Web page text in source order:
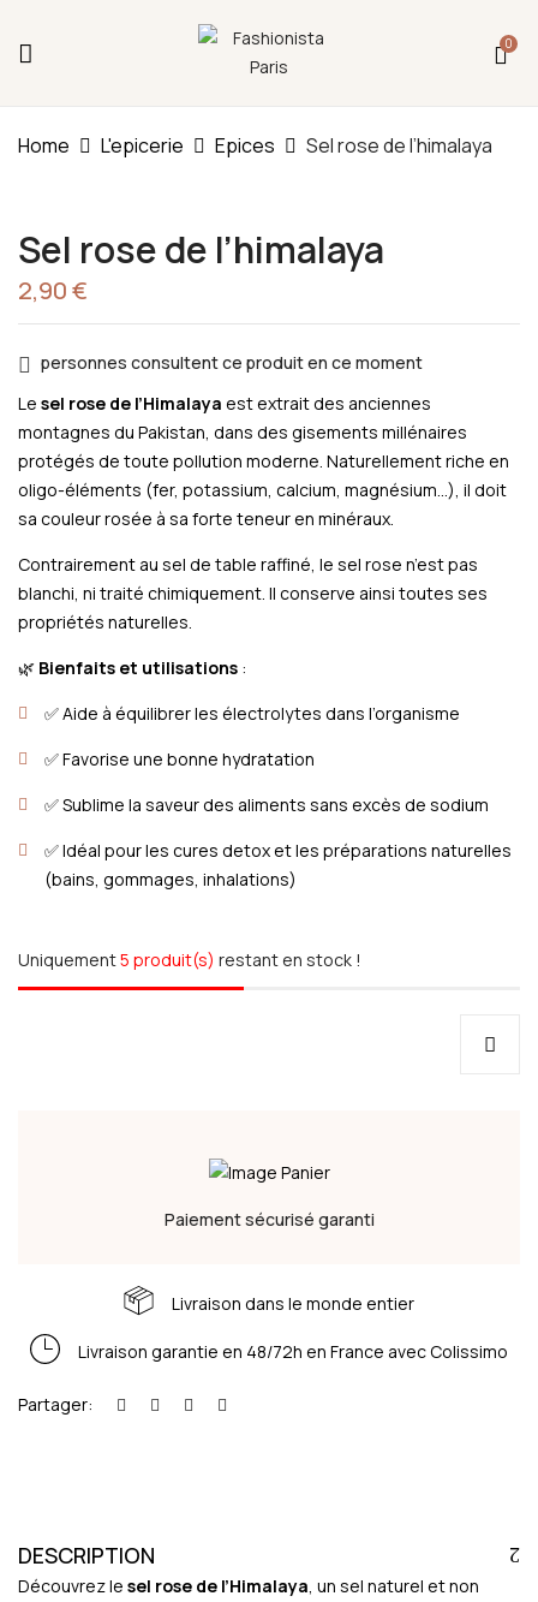
0
Home L'epicerie Epices Sel rose de l’himalaya
Sel rose de l’himalaya
2,90€
personnes consultent ce produit en ce moment
Le sel rose de l’Himalaya est extrait des anciennes
montagnes du Pakistan, dans des gisements millénaires
protégés de toute pollution moderne. Naturellement riche en
oligo-éléments (fer, potassium, calcium, magnésium…), il doit
sa couleur rosée à sa forte teneur en minéraux.
Contrairement au sel de table raffiné, le sel rose n’est pas
blanchi, ni traité chimiquement. Il conserve ainsi toutes ses
propriétés naturelles.
🌿 Bienfaits et utilisations :
✅ Aide à équilibrer les électrolytes dans l’organisme
✅ Favorise une bonne hydratation
✅ Sublime la saveur des aliments sans excès de sodium
✅ Idéal pour les cures detox et les préparations naturelles
(bains, gommages, inhalations)
Uniquement5 produit(s) restant en stock !
Paiement sécurisé garanti
Livraison dans le monde entier
Livraison garantie en 48/72h en France avec Colissimo
Partager:
DESCRIPTION
Découvrez le sel rose de l’Himalaya, un sel naturel et non
L’himalaya”
Fermeture annuelle du 17 juillet 16h au 12 août.
L'ajout au panier est indisponible et aucune
commande ni remise en main propre ne sera